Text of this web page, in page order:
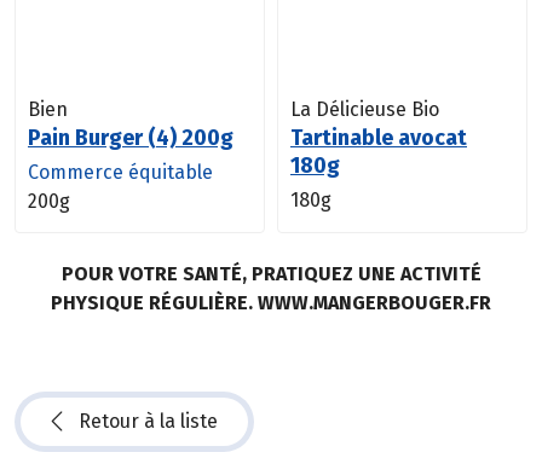
Bien
Pain Burger (4) 200g
Commerce équitable
200g
La Délicieuse Bio
Tartinable avocat
180g
180g
POUR VOTRE SANTÉ, PRATIQUEZ UNE ACTIVITÉ
PHYSIQUE RÉGULIÈRE. WWW.MANGERBOUGER.FR
Retour à la liste